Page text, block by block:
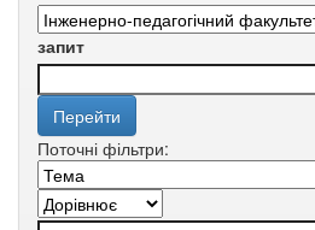
запит
Поточні фільтри: